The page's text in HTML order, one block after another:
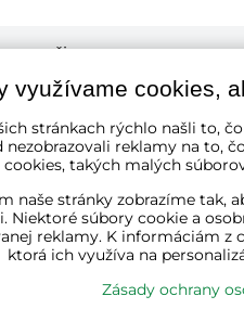
čierna
15m
1
Kg
využívame cookies,
stránkach rýchlo našli to,
reklamy na to,
takých malých
naše stránky zobrazíme tak,
Niektoré súbory cookie a
reklamy. K informáciám z
ktorá ich využíva na
Zásady ochrany